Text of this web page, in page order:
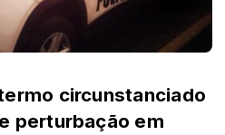
circunstanciado
perturbação em